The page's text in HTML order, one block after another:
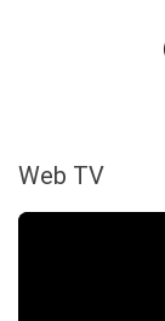
Web TV